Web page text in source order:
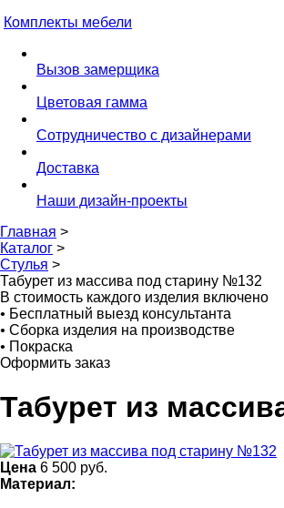
Комплекты мебели
Вызов замерщика
Цветовая гамма
Сотрудничество с дизайнерами
Доставка
Наши дизайн-проекты
Главная >
Каталог >
Стулья >
Табурет из массива под старину №132
В стоимость каждого изделия включено
• Бесплатный выезд консультанта
• Сборка изделия на производстве
• Покраска
Оформить заказ
Табурет из
Цена 6 500 руб.
Материал: